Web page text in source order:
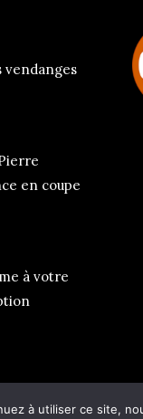
vendanges
en coupe
à votre
à utiliser ce site,